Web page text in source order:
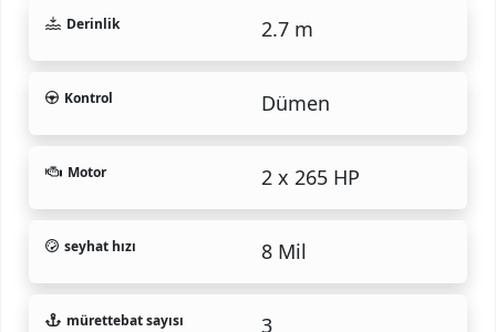
Derinlik 2.7 m
Kontrol Dümen
Motor 2 x 265 HP
seyhat hızı 8 Mil
mürettebat sayısı 3